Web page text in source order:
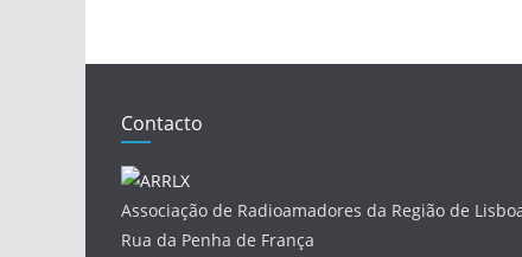
Contacto
Associação de Radioamadores da Região de
Rua da Penha de França